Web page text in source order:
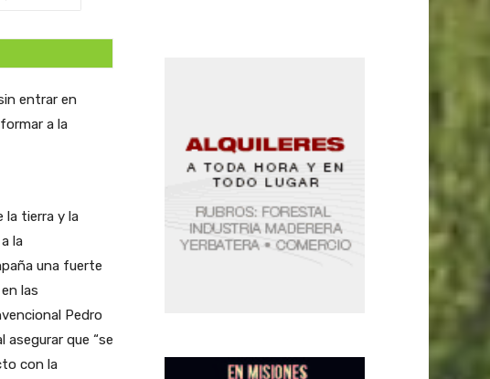
entrar en
a la
la tierra y la
la
una fuerte
las
Pedro
asegurar que “se
con la